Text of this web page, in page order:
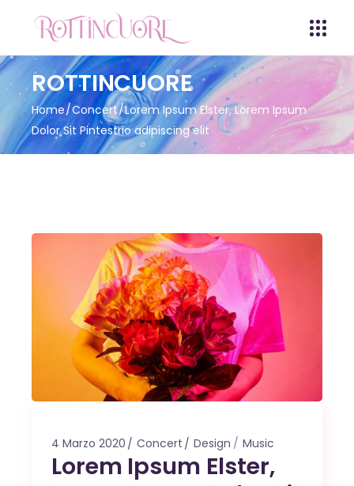
ROTTINCUORE
Home Concert Lorem Ipsum Elster, Lorem Ipsum
Dolor Sit Pintestrio adipiscing elit
4 Marzo 2020 Concert Design Music
Lorem Ipsum Elster,